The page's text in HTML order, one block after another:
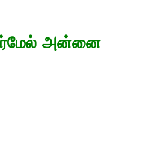
அன்னை